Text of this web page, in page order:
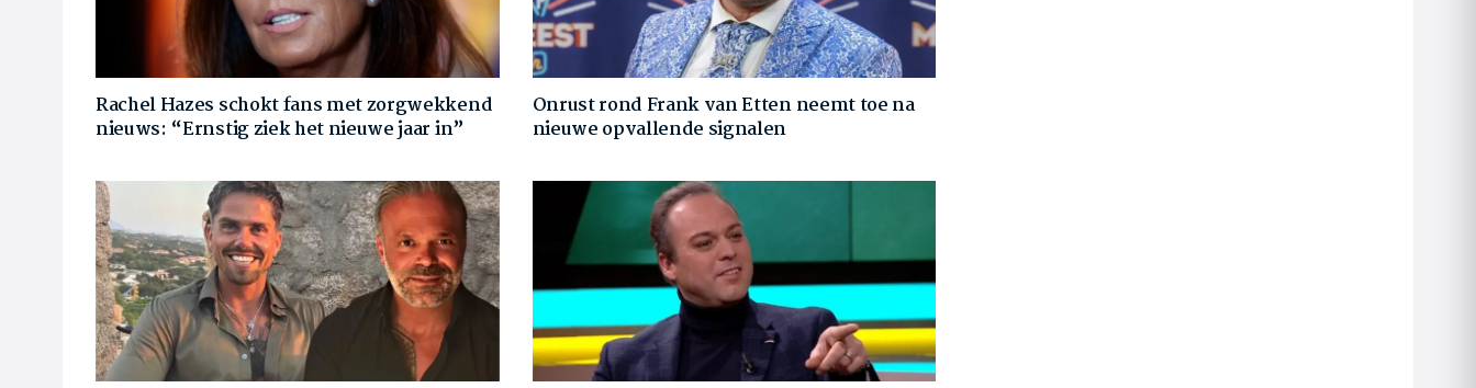
Rachel Hazes schokt fans met zorgwekkend
nieuws: “Ernstig ziek het nieuwe jaar in”
Onrust rond Frank van Etten neemt toe na
nieuwe opvallende signalen